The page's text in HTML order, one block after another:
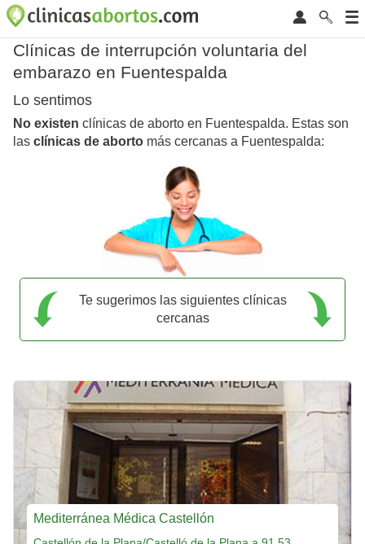
Clínicas de interrupción voluntaria del
embarazo en Fuentespalda
Lo sentimos
No existen clínicas de aborto en Fuentespalda. Estas son
las clínicas de aborto más cercanas a Fuentespalda:
Te sugerimos las siguientes clínicas
cercanas
Mediterránea Médica Castellón